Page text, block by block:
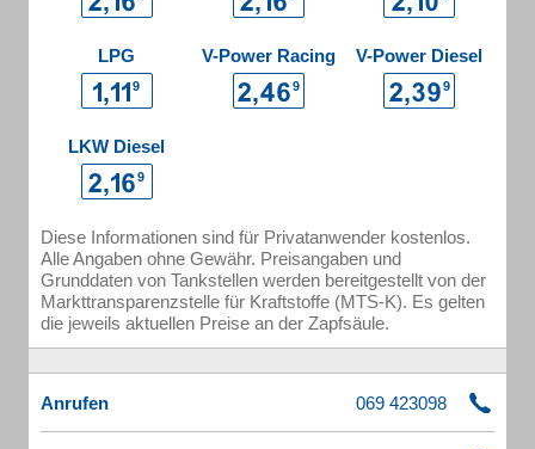
LPG V-Power Racing V-Power Diesel
LKW Diesel
Diese Informationen sind für Privatanwender kostenlos.
Alle Angaben ohne Gewähr. Preisangaben und
Grunddaten von Tankstellen werden bereitgestellt von der
Markttransparenzstelle für Kraftstoffe (MTS-K). Es gelten
die jeweils aktuellen Preise an der Zapfsäule.
Anrufen